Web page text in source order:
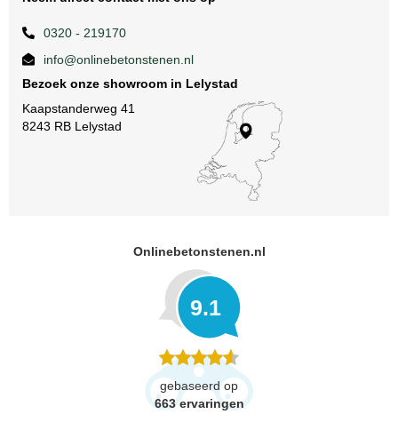
0320 - 219170
info@onlinebetonstenen.nl
Bezoek onze showroom in Lelystad
Kaapstanderweg 41
8243 RB Lelystad
Onlinebetonstenen.nl
9.1
gebaseerd op
663 ervaringen